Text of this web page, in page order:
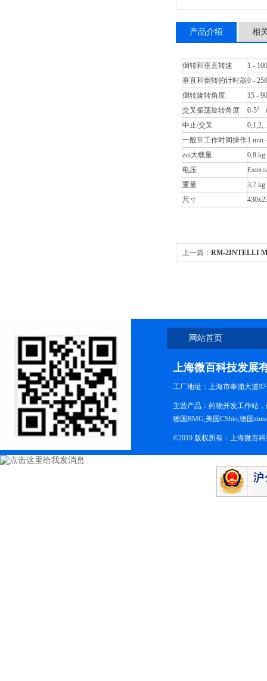
产品介绍 相
倒转和垂直转速
1 -
垂直和倒转的计时器0 -
倒转旋转角度
15 -
交叉振荡旋转角度
0-5°
中止/交叉
一般常工作时间操作1 min
zui大载量
0,8 kg
电压
重量
3,7 kg
尺寸
上一篇： RM-2INTELLI
网站首页
上海微百科技发展
工厂地址：上海市奉浦大道
主营产品：药物开发工作站
德国BMG;美国CSbio;德国
©2019 版权所有：上海微百